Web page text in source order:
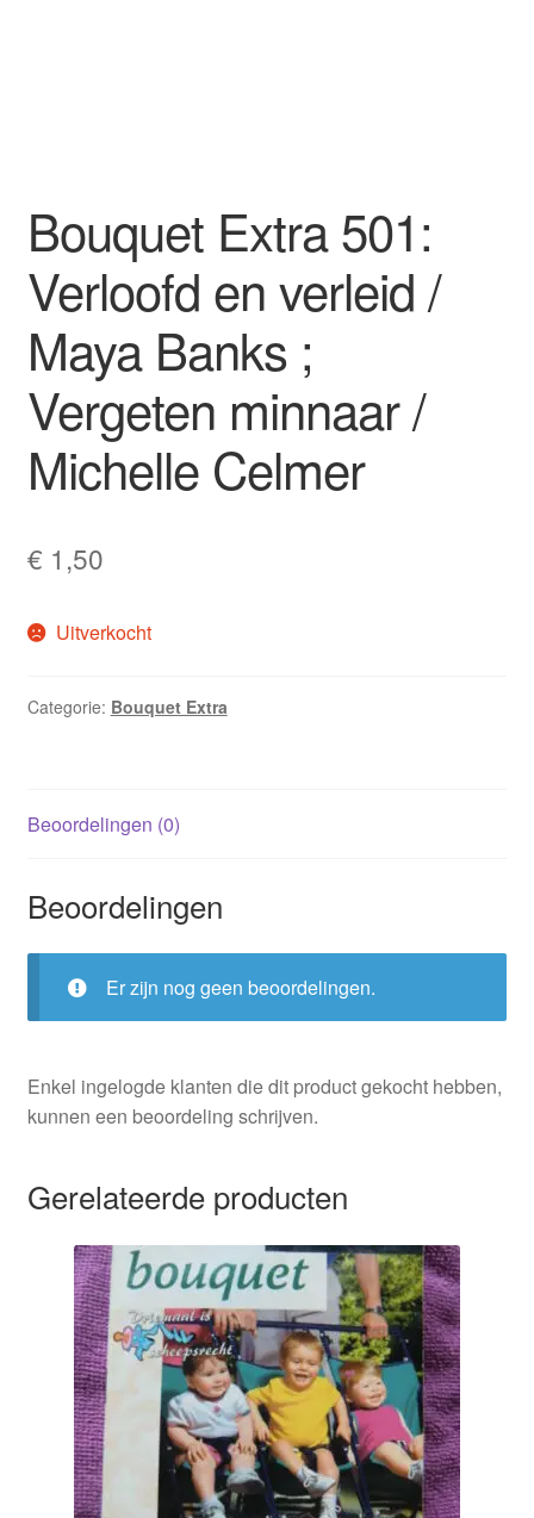
Bouquet Extra 501:
Verloofd en verleid /
Maya Banks ;
Vergeten minnaar /
Michelle Celmer
€ 1,50
Uitverkocht
Categorie: Bouquet Extra
Beoordelingen (0)
Beoordelingen
Er zijn nog geen beoordelingen.
Enkel ingelogde klanten die dit product gekocht hebben,
kunnen een beoordeling schrijven.
Gerelateerde producten